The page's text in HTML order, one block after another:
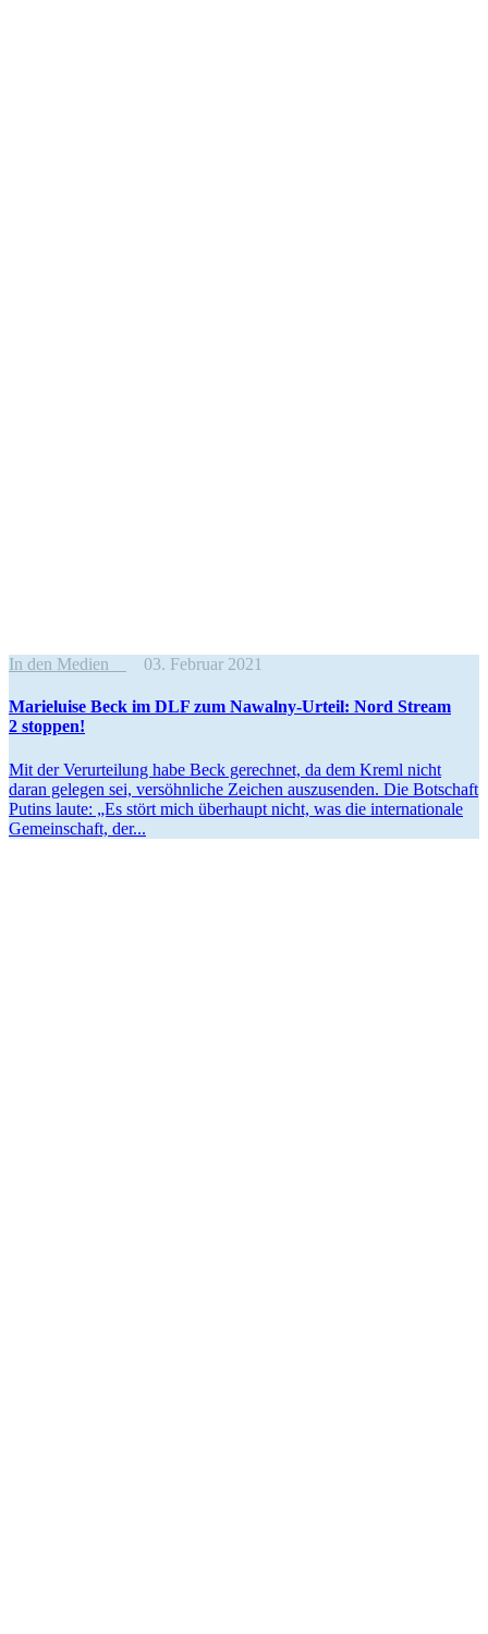
In den Medien 03. Februar 2021
Marie­luise Beck im DLF zum Nawalny-Urteil: Nord Stream
2 stoppen!
Mit der Verur­teilung habe Beck gerechnet, da dem Kreml nicht
daran gelegen sei, versöhn­liche Zeichen auszu­senden. Die Botschaft
Putins laute: „Es stört mich überhaupt nicht, was die inter­na­tionale
Gemein­schaft, der...